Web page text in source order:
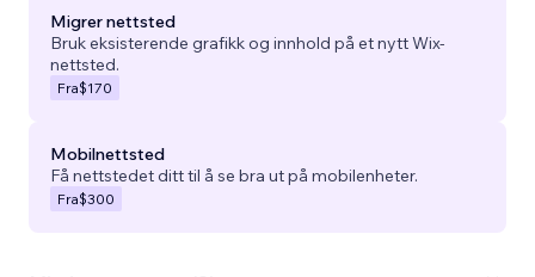
Migrer nettsted
Bruk eksisterende grafikk og innhold på et nytt Wix-
nettsted.
Fra$170
Mobilnettsted
Få nettstedet ditt til å se bra ut på mobilenheter.
Fra$300